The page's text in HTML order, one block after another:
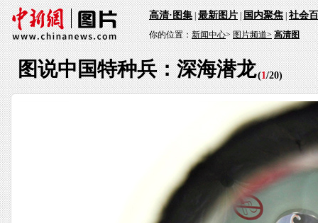
高清·图集|最新图片|国内聚焦|社会
你的位置：新闻中心>图片频道> 高清图
图说中国特种兵：深海潜龙(1/20)